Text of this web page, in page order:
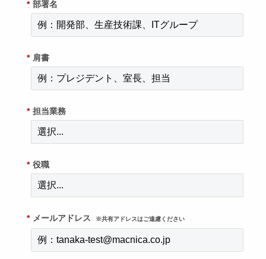
* 部署名
* 肩書
* 担当業務
* 役職
* メールアドレス ※共有アドレスはご遠慮ください